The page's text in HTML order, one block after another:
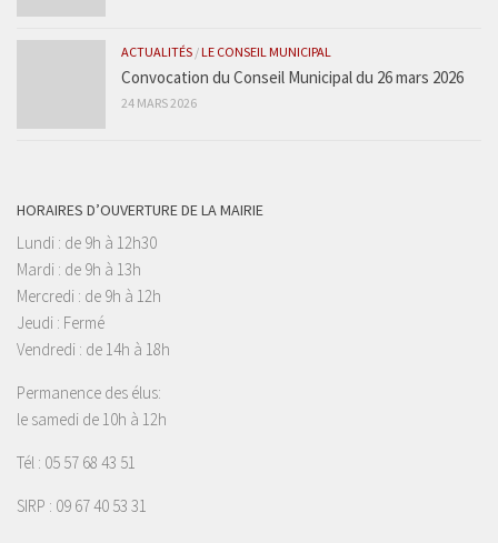
ACTUALITÉS /LE CONSEIL MUNICIPAL
Convocation du Conseil Municipal du 26 mars 2026
24 MARS 2026
HORAIRES D’OUVERTURE DE LA MAIRIE
Lundi : de 9h à 12h30
Mardi : de 9h à 13h
Mercredi : de 9h à 12h
Jeudi : Fermé
Vendredi : de 14h à 18h
Permanence des élus:
le samedi de 10h à 12h
Tél : 05 57 68 43 51
SIRP : 09 67 40 53 31